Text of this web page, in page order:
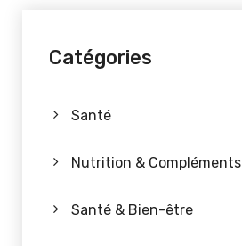
Catégories
Santé
Nutrition & Compléments
Santé & Bien-être